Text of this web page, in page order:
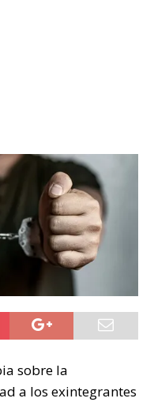
sobre la
a los exintegrantes